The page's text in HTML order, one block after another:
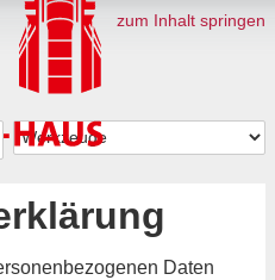
zum Inhalt springen
Daten